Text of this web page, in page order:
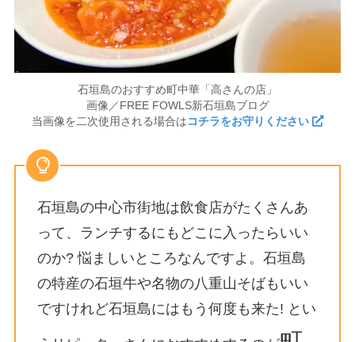
石垣島のおすすめ町中華「高さんの店」
画像／FREE FOWLS新石垣島ブログ
当画像を二次使用される場合はコチラをお守りください
石垣島の中心市街地は飲食店がたくさんあ
って、ランチするにもどこに入ったらいい
のか? 悩ましいところなんですよ。石垣島
の特産の石垣牛や名物の八重山そばもいい
ですけれど石垣島にはもう何度も来た! とい